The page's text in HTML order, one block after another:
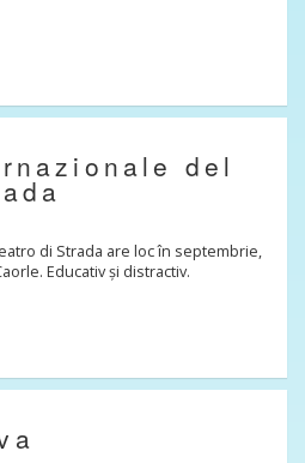
del
di Strada are loc în septembrie,
Educativ și distractiv.